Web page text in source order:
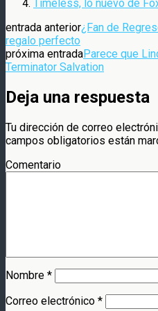
Timeless, lo nuevo de
entrada anterior¿Fan de
regalo perfecto
próxima entradaParece que
Terminator Salvation
Deja una respuesta
Tu dirección de correo
campos obligatorios están
Comentario
Nombre *
Correo electrónico *